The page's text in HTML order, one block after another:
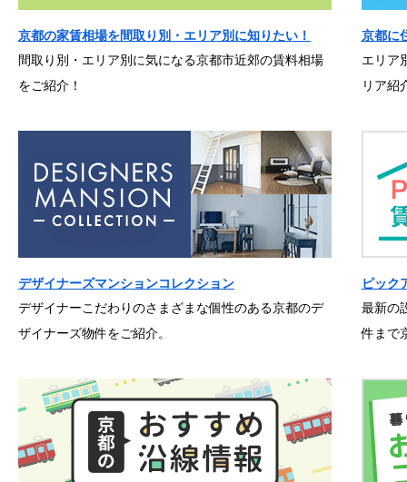
京都の家賃相場を間取り別・エリア別に知りたい！
間取り別・エリア別に気になる京都市近郊の賃料相場
をご紹介！
京都に
エリア
リア紹
デザイナーズマンションコレクション
デザイナーこだわりのさまざまな個性のある京都のデ
ザイナーズ物件をご紹介。
ピック
最新の
件まで